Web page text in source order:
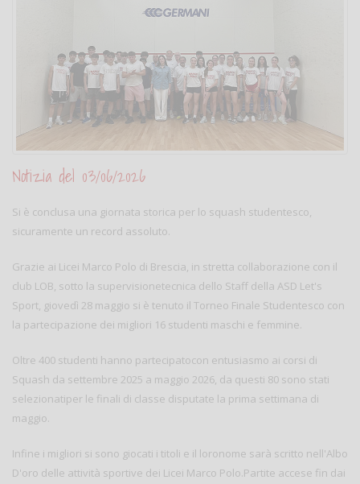
Notizia del 03/06/2026
Si è conclusa una giornata storica per lo squash studentesco,
sicuramente un record assoluto.
Grazie ai Licei Marco Polo di Brescia, in stretta collaborazione con il
club LOB, sotto la supervisionetecnica dello Staff della ASD Let's
Sport, giovedì 28 maggio si è tenuto il Torneo Finale Studentesco con
la partecipazione dei migliori 16 studenti maschi e femmine.
Oltre 400 studenti hanno partecipatocon entusiasmo ai corsi di
Squash da settembre 2025 a maggio 2026, da questi 80 sono stati
selezionatiper le finali di classe disputate la prima settimana di
maggio.
Infine i migliori si sono giocati i titoli e il loronome sarà scritto nell'Albo
D'oro delle attività sportive dei Licei Marco Polo.Partite accese fin dai